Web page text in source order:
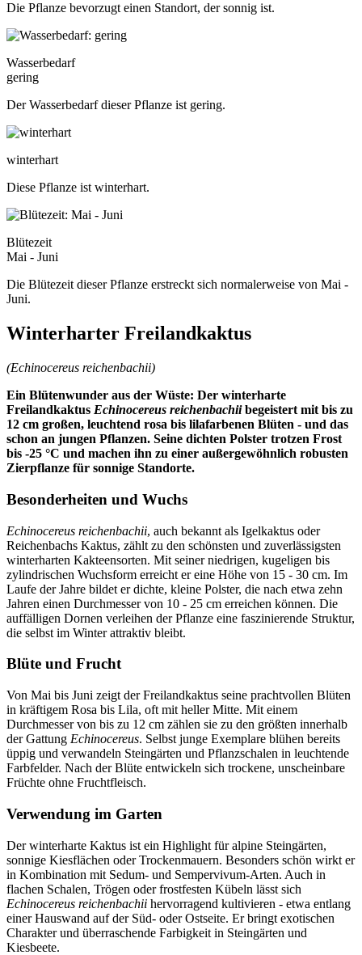
Die Pflanze bevorzugt einen Standort, der sonnig ist.
Wasserbedarf
gering
Der Wasserbedarf dieser Pflanze ist gering.
winterhart
Diese Pflanze ist winterhart.
Blütezeit
Mai - Juni
Die Blütezeit dieser Pflanze erstreckt sich normalerweise von Mai -
Juni.
Winterharter Freilandkaktus
(Echinocereus reichenbachii)
Ein Blütenwunder aus der Wüste: Der winterharte
Freilandkaktus Echinocereus reichenbachiibegeistert mit bis zu
12 cm großen, leuchtend rosa bis lilafarbenen Blüten - und das
schon an jungen Pflanzen. Seine dichten Polster trotzen Frost
bis -25 °C und machen ihn zu einer außergewöhnlich robusten
Zierpflanze für sonnige Standorte.
Besonderheiten und Wuchs
Echinocereus reichenbachii, auch bekannt als Igelkaktus oder
Reichenbachs Kaktus, zählt zu den schönsten und zuverlässigsten
winterharten Kakteensorten. Mit seiner niedrigen, kugeligen bis
zylindrischen Wuchsform erreicht er eine Höhe von 15 - 30 cm. Im
Laufe der Jahre bildet er dichte, kleine Polster, die nach etwa zehn
Jahren einen Durchmesser von 10 - 25 cm erreichen können. Die
auffälligen Dornen verleihen der Pflanze eine faszinierende Struktur,
die selbst im Winter attraktiv bleibt.
Blüte und Frucht
Von Mai bis Juni zeigt der Freilandkaktus seine prachtvollen Blüten
in kräftigem Rosa bis Lila, oft mit heller Mitte. Mit einem
Durchmesser von bis zu 12 cm zählen sie zu den größten innerhalb
der Gattung Echinocereus. Selbst junge Exemplare blühen bereits
üppig und verwandeln Steingärten und Pflanzschalen in leuchtende
Farbfelder. Nach der Blüte entwickeln sich trockene, unscheinbare
Früchte ohne Fruchtfleisch.
Verwendung im Garten
Der winterharte Kaktus ist ein Highlight für alpine Steingärten,
sonnige Kiesflächen oder Trockenmauern. Besonders schön wirkt er
in Kombination mit Sedum- und Sempervivum-Arten. Auch in
flachen Schalen, Trögen oder frostfesten Kübeln lässt sich
Echinocereus reichenbachii hervorragend kultivieren - etwa entlang
einer Hauswand auf der Süd- oder Ostseite. Er bringt exotischen
Charakter und überraschende Farbigkeit in Steingärten und
Kiesbeete.